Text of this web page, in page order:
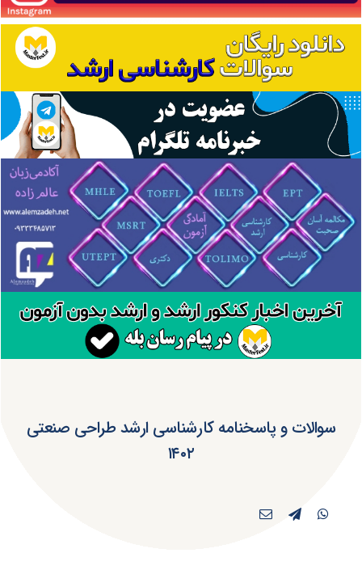
سوالات و پاسخنامه کارشناسی ارشد طراحی صنعتی
۱۴۰۲